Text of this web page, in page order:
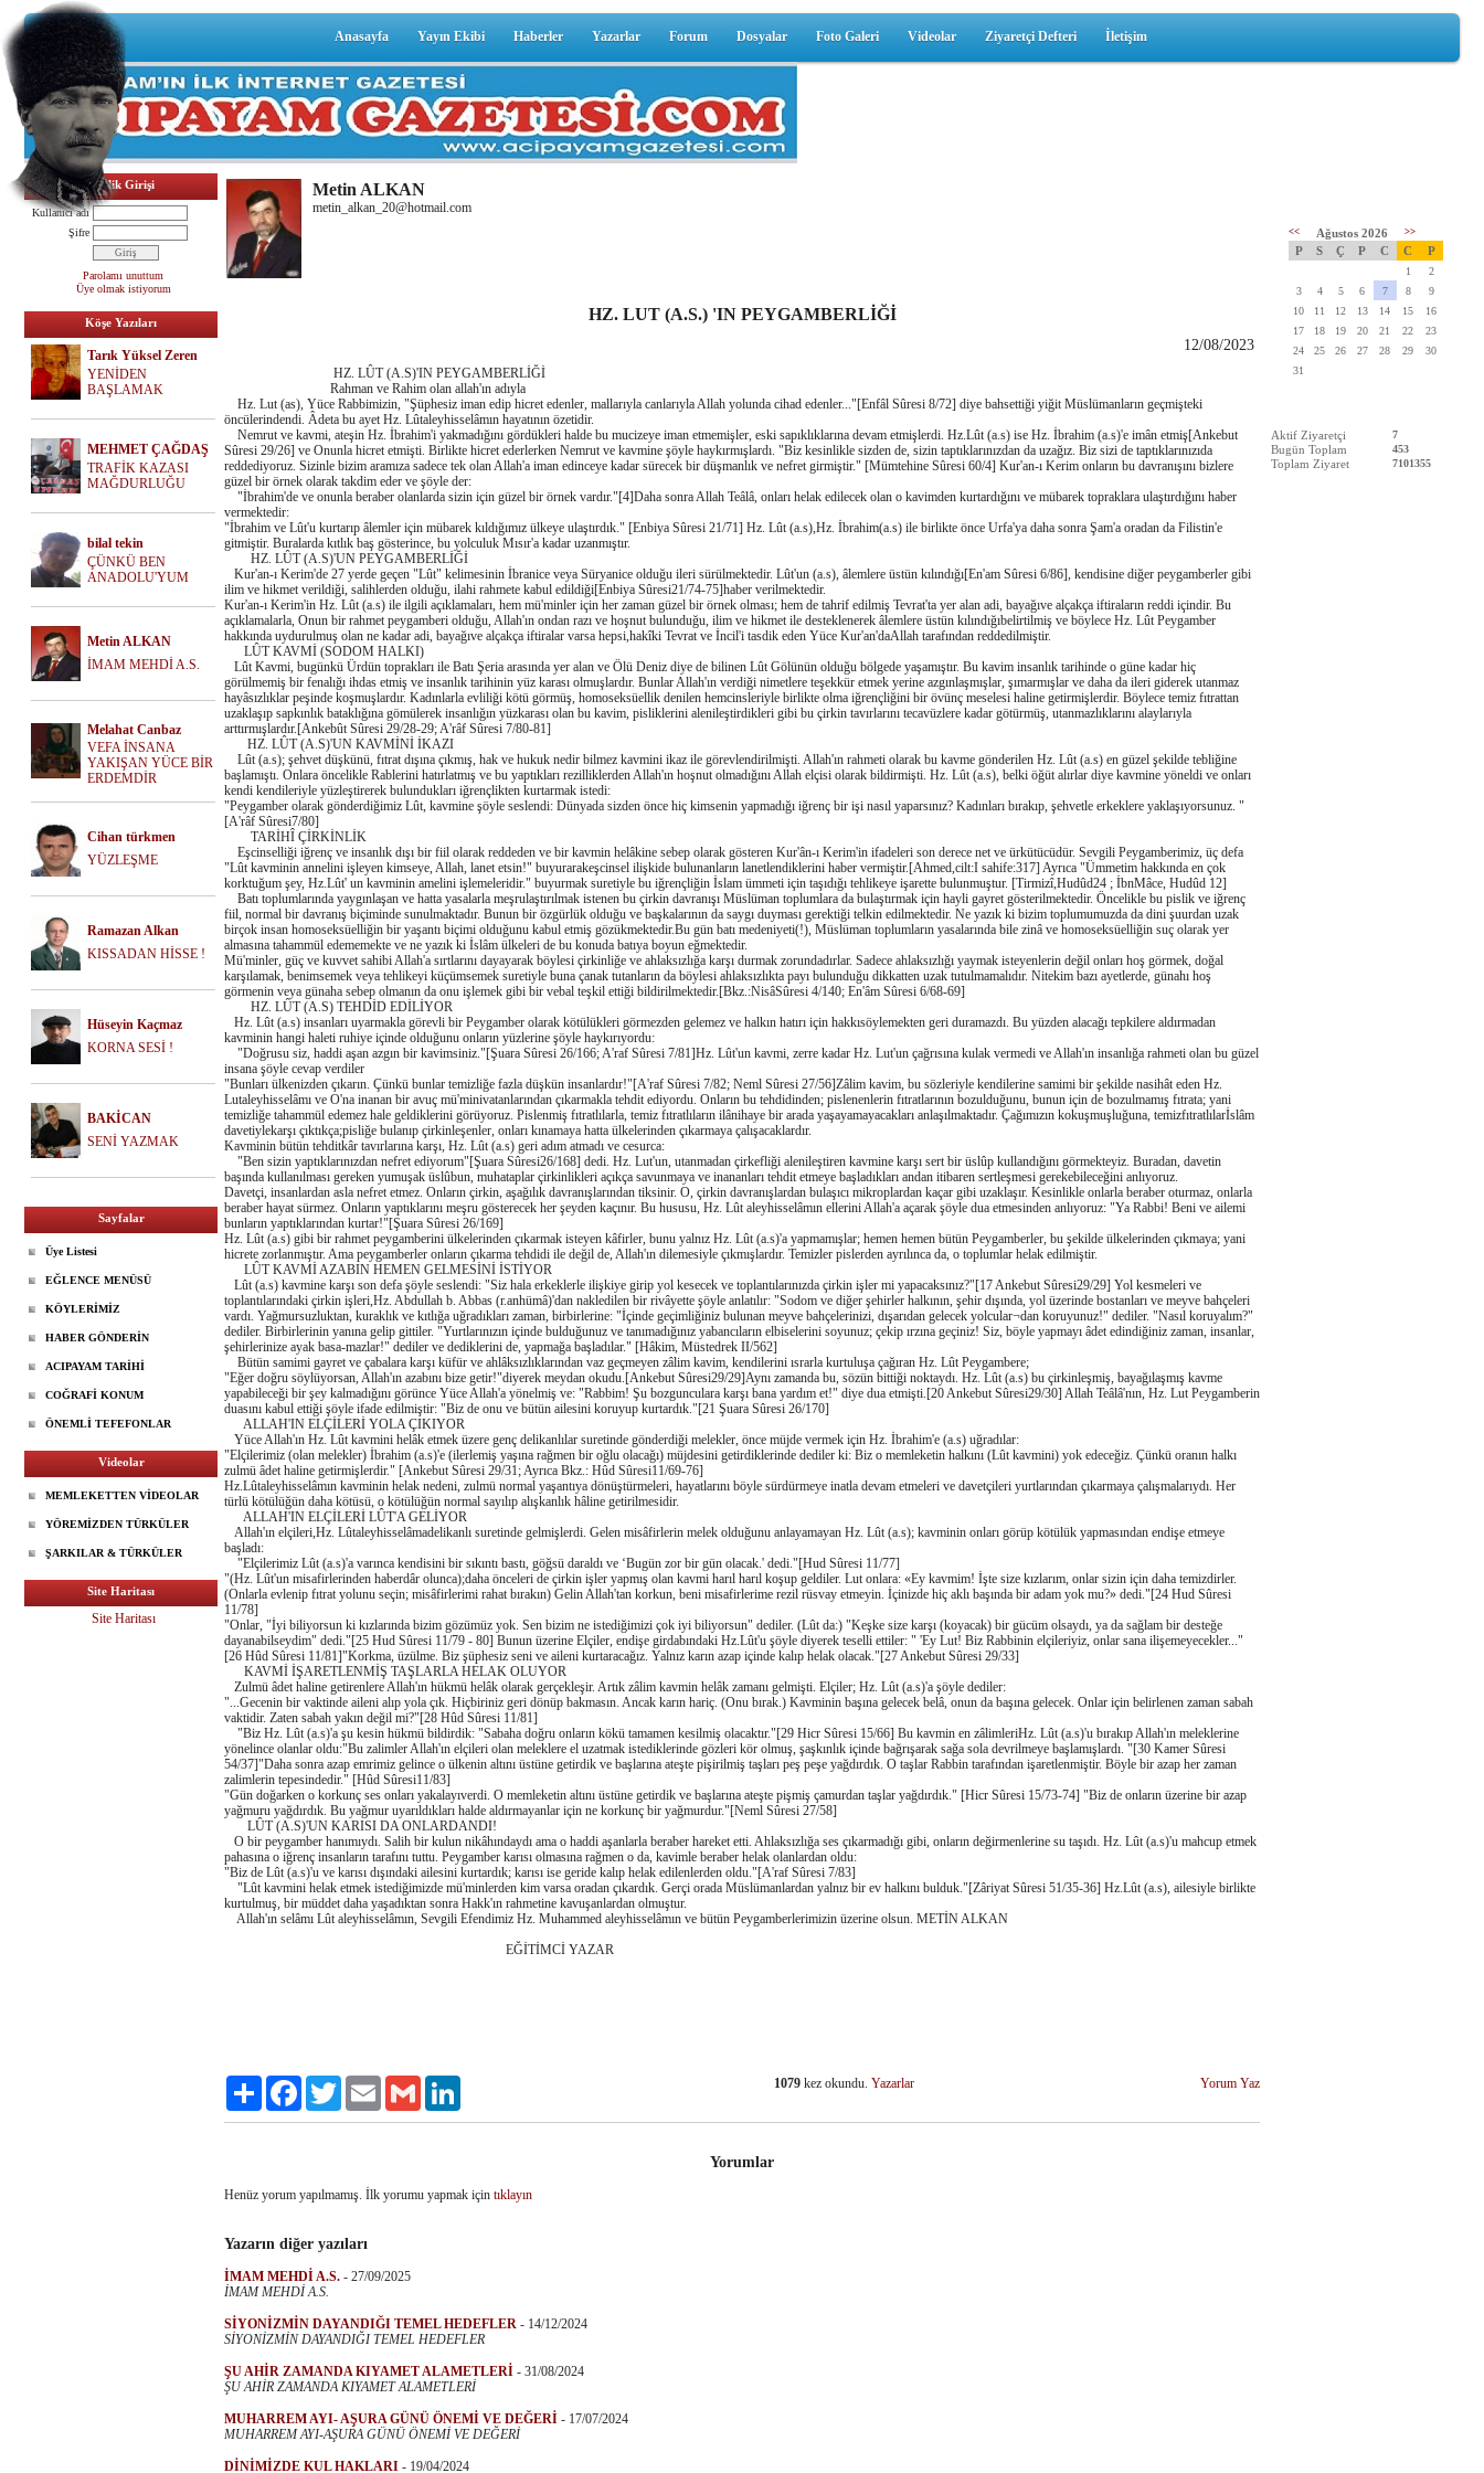
Anasayfa Yayın Ekibi Haberler Yazarlar Forum Dosyalar Foto Galeri Videolar Ziyaretçi Defteri İletişim
Üyelik Girişi
Kullanıcı adı
Şifre
Parolamı unuttum
Üye olmak istiyorum
Köşe Yazıları
Tarık Yüksel Zeren
YENİDEN
BAŞLAMAK
MEHMET ÇAĞDAŞ
TRAFİK KAZASI
MAĞDURLUĞU
bilal tekin
ÇÜNKÜ BEN
ANADOLU'YUM
Metin ALKAN
İMAM MEHDİ A.S.
Melahat Canbaz
VEFA İNSANA
YAKIŞAN YÜCE BİR
ERDEMDİR
Cihan türkmen
YÜZLEŞME
Ramazan Alkan
KISSADAN HİSSE !
Hüseyin Kaçmaz
KORNA SESİ !
BAKİCAN
SENİ YAZMAK
Sayfalar
Üye Listesi
EĞLENCE MENÜSÜ
KÖYLERİMİZ
HABER GÖNDERİN
ACIPAYAM TARİHİ
COĞRAFİ KONUM
ÖNEMLİ TEFEFONLAR
Videolar
MEMLEKETTEN VİDEOLAR
YÖREMİZDEN TÜRKÜLER
ŞARKILAR & TÜRKÜLER
Site Haritası
Site Haritası
Metin ALKAN
metin_alkan_20@hotmail.com
HZ. LUT (A.S.) 'IN PEYGAMBERLİĞİ
12/08/2023
HZ. LÛT (A.S)'IN PEYGAMBERLİĞİ
Rahman ve Rahim olan allah'ın adıyla
Hz. Lut (as), Yüce Rabbimizin, "Şüphesiz iman edip hicret edenler, mallarıyla canlarıyla Allah yolunda cihad edenler..."[Enfâl Sûresi 8/72] diye bahsettiği yiğit Müslümanların geçmişteki
öncülerindendi. Âdeta bu ayet Hz. Lûtaleyhisselâmın hayatının özetidir.
Nemrut ve kavmi, ateşin Hz. İbrahim'i yakmadığını gördükleri halde bu mucizeye iman etmemişler, eski sapıklıklarına devam etmişlerdi. Hz.Lût (a.s) ise Hz. İbrahim (a.s)'e imân etmiş[Ankebut
Sûresi 29/26] ve Onunla hicret etmişti. Birlikte hicret ederlerken Nemrut ve kavmine şöyle haykırmışlardı. "Biz kesinlikle sizden de, sizin taptıklarınızdan da uzağız. Biz sizi de taptıklarınızıda
reddediyoruz. Sizinle bizim aramıza sadece tek olan Allah'a iman edinceye kadar sürecek bir düşmanlık ve nefret girmiştir." [Mümtehine Sûresi 60/4] Kur'an-ı Kerim onların bu davranışını bizlere
güzel bir örnek olarak takdim eder ve şöyle der:
"İbrahim'de ve onunla beraber olanlarda sizin için güzel bir örnek vardır."[4]Daha sonra Allah Teâlâ, onları helak edilecek olan o kavimden kurtardığını ve mübarek topraklara ulaştırdığını haber
vermektedir:
"İbrahim ve Lût'u kurtarıp âlemler için mübarek kıldığımız ülkeye ulaştırdık." [Enbiya Sûresi 21/71] Hz. Lût (a.s),Hz. İbrahim(a.s) ile birlikte önce Urfa'ya daha sonra Şam'a oradan da Filistin'e
gitmiştir. Buralarda kıtlık baş gösterince, bu yolculuk Mısır'a kadar uzanmıştır.
HZ. LÛT (A.S)'UN PEYGAMBERLİĞİ
Kur'an-ı Kerim'de 27 yerde geçen "Lût" kelimesinin İbranice veya Süryanice olduğu ileri sürülmektedir. Lût'un (a.s), âlemlere üstün kılındığı[En'am Sûresi 6/86], kendisine diğer peygamberler gibi
ilim ve hikmet verildiği, salihlerden olduğu, ilahi rahmete kabul edildiği[Enbiya Sûresi21/74-75]haber verilmektedir.
Kur'an-ı Kerim'in Hz. Lût (a.s) ile ilgili açıklamaları, hem mü'minler için her zaman güzel bir örnek olması; hem de tahrif edilmiş Tevrat'ta yer alan adi, bayağıve alçakça iftiraların reddi içindir. Bu
açıklamalarla, Onun bir rahmet peygamberi olduğu, Allah'ın ondan razı ve hoşnut bulunduğu, ilim ve hikmet ile desteklenerek âlemlere üstün kılındığıbelirtilmiş ve böylece Hz. Lût Peygamber
hakkında uydurulmuş olan ne kadar adi, bayağıve alçakça iftiralar varsa hepsi,hakîki Tevrat ve İncil'i tasdik eden Yüce Kur'an'daAllah tarafından reddedilmiştir.
LÛT KAVMİ (SODOM HALKI)
Lût Kavmi, bugünkü Ürdün toprakları ile Batı Şeria arasında yer alan ve Ölü Deniz diye de bilinen Lût Gölünün olduğu bölgede yaşamıştır. Bu kavim insanlık tarihinde o güne kadar hiç
görülmemiş bir fenalığı ihdas etmiş ve insanlık tarihinin yüz karası olmuşlardır. Bunlar Allah'ın verdiği nimetlere teşekkür etmek yerine azgınlaşmışlar, şımarmışlar ve daha da ileri giderek utanmaz
hayâsızlıklar peşinde koşmuşlardır. Kadınlarla evliliği kötü görmüş, homoseksüellik denilen hemcinsleriyle birlikte olma iğrençliğini bir övünç meselesi haline getirmişlerdir. Böylece temiz fıtrattan
uzaklaşıp sapkınlık bataklığına gömülerek insanlığın yüzkarası olan bu kavim, pisliklerini alenileştirdikleri gibi bu çirkin tavırlarını tecavüzlere kadar götürmüş, utanmazlıklarını alaylarıyla
arttırmışlardır.[Ankebût Sûresi 29/28-29; A'râf Sûresi 7/80-81]
HZ. LÛT (A.S)'UN KAVMİNİ İKAZI
Lût (a.s); şehvet düşkünü, fıtrat dışına çıkmış, hak ve hukuk nedir bilmez kavmini ikaz ile görevlendirilmişti. Allah'ın rahmeti olarak bu kavme gönderilen Hz. Lût (a.s) en güzel şekilde tebliğine
başlamıştı. Onlara öncelikle Rablerini hatırlatmış ve bu yaptıkları rezilliklerden Allah'ın hoşnut olmadığını Allah elçisi olarak bildirmişti. Hz. Lût (a.s), belki öğüt alırlar diye kavmine yöneldi ve onları
kendi kendileriyle yüzleştirerek bulundukları iğrençlikten kurtarmak istedi:
"Peygamber olarak gönderdiğimiz Lût, kavmine şöyle seslendi: Dünyada sizden önce hiç kimsenin yapmadığı iğrenç bir işi nasıl yaparsınız? Kadınları bırakıp, şehvetle erkeklere yaklaşıyorsunuz. "
[A'râf Sûresi7/80]
TARİHÎ ÇİRKİNLİK
Eşcinselliği iğrenç ve insanlık dışı bir fiil olarak reddeden ve bir kavmin helâkine sebep olarak gösteren Kur'ân-ı Kerim'in ifadeleri son derece net ve ürkütücüdür. Sevgili Peygamberimiz, üç defa
"Lût kavminin annelini işleyen kimseye, Allah, lanet etsin!" buyurarakeşcinsel ilişkide bulunanların lanetlendiklerini haber vermiştir.[Ahmed,cilt:I sahife:317] Ayrıca "Ümmetim hakkında en çok
korktuğum şey, Hz.Lût' un kavminin amelini işlemeleridir." buyurmak suretiyle bu iğrençliğin İslam ümmeti için taşıdığı tehlikeye işarette bulunmuştur. [Tirmizî,Hudûd24 ; İbnMâce, Hudûd 12]
Batı toplumlarında yaygınlaşan ve hatta yasalarla meşrulaştırılmak istenen bu çirkin davranışı Müslüman toplumlara da bulaştırmak için hayli gayret gösterilmektedir. Öncelikle bu pislik ve iğrenç
fiil, normal bir davranış biçiminde sunulmaktadır. Bunun bir özgürlük olduğu ve başkalarının da saygı duyması gerektiği telkin edilmektedir. Ne yazık ki bizim toplumumuzda da dini şuurdan uzak
birçok insan homoseksüelliğin bir yaşantı biçimi olduğunu kabul etmiş gözükmektedir.Bu gün batı medeniyeti(!), Müslüman toplumların yasalarında bile zinâ ve homoseksüelliğin suç olarak yer
almasına tahammül edememekte ve ne yazık ki İslâm ülkeleri de bu konuda batıya boyun eğmektedir.
Mü'minler, güç ve kuvvet sahibi Allah'a sırtlarını dayayarak böylesi çirkinliğe ve ahlaksızlığa karşı durmak zorundadırlar. Sadece ahlaksızlığı yaymak isteyenlerin değil onları hoş görmek, doğal
karşılamak, benimsemek veya tehlikeyi küçümsemek suretiyle buna çanak tutanların da böylesi ahlaksızlıkta payı bulunduğu dikkatten uzak tutulmamalıdır. Nitekim bazı ayetlerde, günahı hoş
görmenin veya günaha sebep olmanın da onu işlemek gibi bir vebal teşkil ettiği bildirilmektedir.[Bkz.:NisâSûresi 4/140; En'âm Sûresi 6/68-69]
HZ. LÛT (A.S) TEHDİD EDİLİYOR
Hz. Lût (a.s) insanları uyarmakla görevli bir Peygamber olarak kötülükleri görmezden gelemez ve halkın hatırı için hakkısöylemekten geri duramazdı. Bu yüzden alacağı tepkilere aldırmadan
kavminin hangi haleti ruhiye içinde olduğunu onların yüzlerine şöyle haykırıyordu:
"Doğrusu siz, haddi aşan azgın bir kavimsiniz."[Şuara Sûresi 26/166; A'raf Sûresi 7/81]Hz. Lût'un kavmi, zerre kadar Hz. Lut'un çağrısına kulak vermedi ve Allah'ın insanlığa rahmeti olan bu güzel
insana şöyle cevap verdiler
"Bunları ülkenizden çıkarın. Çünkü bunlar temizliğe fazla düşkün insanlardır!"[A'raf Sûresi 7/82; Neml Sûresi 27/56]Zâlim kavim, bu sözleriyle kendilerine samimi bir şekilde nasihât eden Hz.
Lutaleyhisselâmı ve O'na inanan bir avuç mü'minivatanlarından çıkarmakla tehdit ediyordu. Onların bu tehdidinden; pislenenlerin fıtratlarının bozulduğunu, bunun için de bozulmamış fıtrata; yani
temizliğe tahammül edemez hale geldiklerini görüyoruz. Pislenmiş fıtratlılarla, temiz fıtratlıların ilânihaye bir arada yaşayamayacakları anlaşılmaktadır. Çağımızın kokuşmuşluğuna, temizfıtratlılarİslâm
davetiylekarşı çıktıkça;pisliğe bulanıp çirkinleşenler, onları kınamaya hatta ülkelerinden çıkarmaya çalışacaklardır.
Kavminin bütün tehditkâr tavırlarına karşı, Hz. Lût (a.s) geri adım atmadı ve cesurca:
"Ben sizin yaptıklarınızdan nefret ediyorum"[Şuara Sûresi26/168] dedi. Hz. Lut'un, utanmadan çirkefliği alenileştiren kavmine karşı sert bir üslûp kullandığını görmekteyiz. Buradan, davetin
başında kullanılması gereken yumuşak üslûbun, muhataplar çirkinlikleri açıkça savunmaya ve inananları tehdit etmeye başladıkları andan itibaren sertleşmesi gerekebileceğini anlıyoruz.
Davetçi, insanlardan asla nefret etmez. Onların çirkin, aşağılık davranışlarından tiksinir. O, çirkin davranışlardan bulaşıcı mikroplardan kaçar gibi uzaklaşır. Kesinlikle onlarla beraber oturmaz, onlarla
beraber hayat sürmez. Onların yaptıklarını meşru gösterecek her şeyden kaçınır. Bu hususu, Hz. Lût aleyhisselâmın ellerini Allah'a açarak şöyle dua etmesinden anlıyoruz: "Ya Rabbi! Beni ve ailemi
bunların yaptıklarından kurtar!"[Şuara Sûresi 26/169]
Hz. Lût (a.s) gibi bir rahmet peygamberini ülkelerinden çıkarmak isteyen kâfirler, bunu yalnız Hz. Lût (a.s)'a yapmamışlar; hemen hemen bütün Peygamberler, bu şekilde ülkelerinden çıkmaya; yani
hicrete zorlanmıştır. Ama peygamberler onların çıkarma tehdidi ile değil de, Allah'ın dilemesiyle çıkmışlardır. Temizler pislerden ayrılınca da, o toplumlar helak edilmiştir.
LÛT KAVMİ AZABIN HEMEN GELMESİNİ İSTİYOR
Lût (a.s) kavmine karşı son defa şöyle seslendi: "Siz hala erkeklerle ilişkiye girip yol kesecek ve toplantılarınızda çirkin işler mi yapacaksınız?"[17 Ankebut Sûresi29/29] Yol kesmeleri ve
toplantılarındaki çirkin işleri,Hz. Abdullah b. Abbas (r.anhümâ)'dan nakledilen bir rivâyette şöyle anlatılır: "Sodom ve diğer şehirler halkının, şehir dışında, yol üzerinde bostanları ve meyve bahçeleri
vardı. Yağmursuzluktan, kuraklık ve kıtlığa uğradıkları zaman, birbirlerine: "İçinde geçimliğiniz bulunan meyve bahçelerinizi, dışarıdan gelecek yolcular¬dan koruyunuz!" dediler. "Nasıl koruyalım?"
dediler. Birbirlerinin yanına gelip gittiler. "Yurtlarınızın içinde bulduğunuz ve tanımadığınız yabancıların elbiselerini soyunuz; çekip ırzına geçiniz! Siz, böyle yapmayı âdet edindiğiniz zaman, insanlar,
şehirlerinize ayak basa-mazlar!" dediler ve dediklerini de, yapmağa başladılar." [Hâkim, Müstedrek II/562]
Bütün samimi gayret ve çabalara karşı küfür ve ahlâksızlıklarından vaz geçmeyen zâlim kavim, kendilerini ısrarla kurtuluşa çağıran Hz. Lût Peygambere;
"Eğer doğru söylüyorsan, Allah'ın azabını bize getir!"diyerek meydan okudu.[Ankebut Sûresi29/29]Aynı zamanda bu, sözün bittiği noktaydı. Hz. Lût (a.s) bu çirkinleşmiş, bayağılaşmış kavme
yapabileceği bir şey kalmadığını görünce Yüce Allah'a yönelmiş ve: "Rabbim! Şu bozgunculara karşı bana yardım et!" diye dua etmişti.[20 Ankebut Sûresi29/30] Allah Teâlâ'nın, Hz. Lut Peygamberin
duasını kabul ettiği şöyle ifade edilmiştir: "Biz de onu ve bütün ailesini koruyup kurtardık."[21 Şuara Sûresi 26/170]
ALLAH'IN ELÇİLERİ YOLA ÇIKIYOR
Yüce Allah'ın Hz. Lût kavmini helâk etmek üzere genç delikanlılar suretinde gönderdiği melekler, önce müjde vermek için Hz. İbrahim'e (a.s) uğradılar:
"Elçilerimiz (olan melekler) İbrahim (a.s)'e (ilerlemiş yaşına rağmen bir oğlu olacağı) müjdesini getirdiklerinde dediler ki: Biz o memleketin halkını (Lût kavmini) yok edeceğiz. Çünkü oranın halkı
zulmü âdet haline getirmişlerdir." [Ankebut Sûresi 29/31; Ayrıca Bkz.: Hûd Sûresi11/69-76]
Hz.Lûtaleyhisselâmın kavminin helak nedeni, zulmü normal yaşantıya dönüştürmeleri, hayatlarını böyle sürdürmeye inatla devam etmeleri ve davetçileri yurtlarından çıkarmaya çalışmalarıydı. Her
türlü kötülüğün daha kötüsü, o kötülüğün normal sayılıp alışkanlık hâline getirilmesidir.
ALLAH'IN ELÇİLERİ LÛT'A GELİYOR
Allah'ın elçileri,Hz. Lûtaleyhisselâmadelikanlı suretinde gelmişlerdi. Gelen misâfirlerin melek olduğunu anlayamayan Hz. Lût (a.s); kavminin onları görüp kötülük yapmasından endişe etmeye
başladı:
"Elçilerimiz Lût (a.s)'a varınca kendisini bir sıkıntı bastı, göğsü daraldı ve ‘Bugün zor bir gün olacak.' dedi."[Hud Sûresi 11/77]
"(Hz. Lût'un misafirlerinden haberdâr olunca);daha önceleri de çirkin işler yapmış olan kavmi harıl harıl koşup geldiler. Lut onlara: «Ey kavmim! İşte size kızlarım, onlar sizin için daha temizdirler.
(Onlarla evlenip fıtrat yolunu seçin; misâfirlerimi rahat bırakın) Gelin Allah'tan korkun, beni misafirlerime rezil rüsvay etmeyin. İçinizde hiç aklı başında bir adam yok mu?» dedi."[24 Hud Sûresi
11/78]
"Onlar, "İyi biliyorsun ki kızlarında bizim gözümüz yok. Sen bizim ne istediğimizi çok iyi biliyorsun" dediler. (Lût da:) "Keşke size karşı (koyacak) bir gücüm olsaydı, ya da sağlam bir desteğe
dayanabilseydim" dedi."[25 Hud Sûresi 11/79 - 80] Bunun üzerine Elçiler, endişe girdabındaki Hz.Lût'u şöyle diyerek teselli ettiler: " 'Ey Lut! Biz Rabbinin elçileriyiz, onlar sana ilişemeyecekler..."
[26 Hûd Sûresi 11/81]"Korkma, üzülme. Biz şüphesiz seni ve aileni kurtaracağız. Yalnız karın azap içinde kalıp helak olacak."[27 Ankebut Sûresi 29/33]
KAVMİ İŞARETLENMİŞ TAŞLARLA HELAK OLUYOR
Zulmü âdet haline getirenlere Allah'ın hükmü helâk olarak gerçekleşir. Artık zâlim kavmin helâk zamanı gelmişti. Elçiler; Hz. Lût (a.s)'a şöyle dediler:
"...Gecenin bir vaktinde aileni alıp yola çık. Hiçbiriniz geri dönüp bakmasın. Ancak karın hariç. (Onu bırak.) Kavminin başına gelecek belâ, onun da başına gelecek. Onlar için belirlenen zaman sabah
vaktidir. Zaten sabah yakın değil mi?"[28 Hûd Sûresi 11/81]
"Biz Hz. Lût (a.s)'a şu kesin hükmü bildirdik: "Sabaha doğru onların kökü tamamen kesilmiş olacaktır."[29 Hicr Sûresi 15/66] Bu kavmin en zâlimleriHz. Lût (a.s)'u bırakıp Allah'ın meleklerine
yönelince olanlar oldu:"Bu zalimler Allah'ın elçileri olan meleklere el uzatmak istediklerinde gözleri kör olmuş, şaşkınlık içinde bağrışarak sağa sola devrilmeye başlamışlardı. "[30 Kamer Sûresi
54/37]"Daha sonra azap emrimiz gelince o ülkenin altını üstüne getirdik ve başlarına ateşte pişirilmiş taşları peş peşe yağdırdık. O taşlar Rabbin tarafından işaretlenmiştir. Böyle bir azap her zaman
zalimlerin tepesindedir." [Hûd Sûresi11/83]
"Gün doğarken o korkunç ses onları yakalayıverdi. O memleketin altını üstüne getirdik ve başlarına ateşte pişmiş çamurdan taşlar yağdırdık." [Hicr Sûresi 15/73-74] "Biz de onların üzerine bir azap
yağmuru yağdırdık. Bu yağmur uyarıldıkları halde aldırmayanlar için ne korkunç bir yağmurdur."[Neml Sûresi 27/58]
LÛT (A.S)'UN KARISI DA ONLARDANDI!
O bir peygamber hanımıydı. Salih bir kulun nikâhındaydı ama o haddi aşanlarla beraber hareket etti. Ahlaksızlığa ses çıkarmadığı gibi, onların değirmenlerine su taşıdı. Hz. Lût (a.s)'u mahcup etmek
pahasına o iğrenç insanların tarafını tuttu. Peygamber karısı olmasına rağmen o da, kavimle beraber helak olanlardan oldu:
"Biz de Lût (a.s)'u ve karısı dışındaki ailesini kurtardık; karısı ise geride kalıp helak edilenlerden oldu."[A'raf Sûresi 7/83]
"Lût kavmini helak etmek istediğimizde mü'minlerden kim varsa oradan çıkardık. Gerçi orada Müslümanlardan yalnız bir ev halkını bulduk."[Zâriyat Sûresi 51/35-36] Hz.Lût (a.s), ailesiyle birlikte
kurtulmuş, bir müddet daha yaşadıktan sonra Hakk'ın rahmetine kavuşanlardan olmuştur.
Allah'ın selâmı Lût aleyhisselâmın, Sevgili Efendimiz Hz. Muhammed aleyhisselâmın ve bütün Peygamberlerimizin üzerine olsun. METİN ALKAN
EĞİTİMCİ YAZAR
Paylaş FacebookTwitter Email Gmail Yorum Yaz
1079 kez okundu.Yazarlar
Yorumlar
Henüz yorum yapılmamış. İlk yorumu yapmak için tıklayın
Yazarın diğer yazıları
İMAM MEHDİ A.S. - 27/09/2025
İMAM MEHDİ A.S.
SİYONİZMİN DAYANDIĞI TEMEL HEDEFLER - 14/12/2024
SİYONİZMİN DAYANDIĞI TEMEL HEDEFLER
ŞU AHİR ZAMANDA KIYAMET ALAMETLERİ - 31/08/2024
ŞU AHİR ZAMANDA KIYAMET ALAMETLERİ
MUHARREM AYI- AŞURA GÜNÜ ÖNEMİ VE DEĞERİ - 17/07/2024
MUHARREM AYI-AŞURA GÜNÜ ÖNEMİ VE DEĞERİ
DİNİMİZDE KUL HAKLARI - 19/04/2024
<< Ağustos 2026 >>
P S Ç P C C P
1
2
3
4 5 6 7 8
9
10
11 12 13 14 15
16
17
18 19 20 21 22
23
24
25 26 27 28 29
30
31
Aktif Ziyaretçi 7
Bugün Toplam 453
Toplam Ziyaret 7101355